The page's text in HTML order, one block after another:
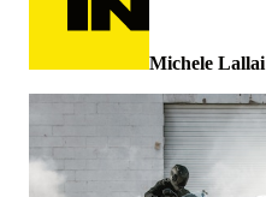
Michele Lallai